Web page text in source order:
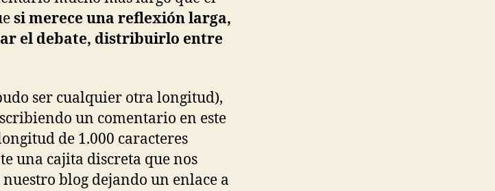
si merece una reflexión larga,
el debate, distribuirlo entre
ser cualquier otra longitud),
un comentario en este
de 1.000 caracteres
una cajita discreta que nos
blog dejando un enlace a